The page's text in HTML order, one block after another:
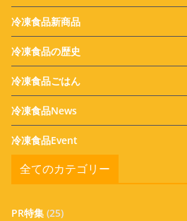
冷凍食品新商品
冷凍食品の歴史
冷凍食品ごはん
冷凍食品News
冷凍食品Event
全てのカテゴリー
PR特集 (25)